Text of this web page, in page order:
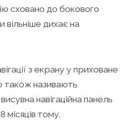
сховано до бокового
дихає на
з екрану у приховане
називають
навігаційна панель
місяців тому.